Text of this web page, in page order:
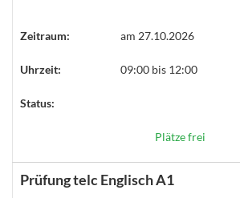
Zeitraum: am 27.10.2026
Uhrzeit: 09:00 bis 12:00
Status:
Plätze frei
Prüfung telc Englisch A1